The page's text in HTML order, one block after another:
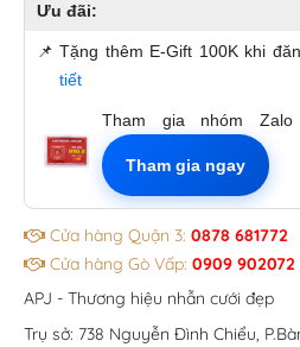
Ưu đãi:
📌 Tặng thêm E-Gift 100K khi
tiết
Tham gia nhóm
Tham gia ngay
Cửa hàng Quận 3: 0878 681772
Cửa hàng Gò Vấp: 0909 902072
APJ - Thương hiệu nhẫn cưới đẹp
Trụ sở: 738 Nguyễn Đình Chiểu,